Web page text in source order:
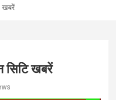
खबरें
सिटि खबरें